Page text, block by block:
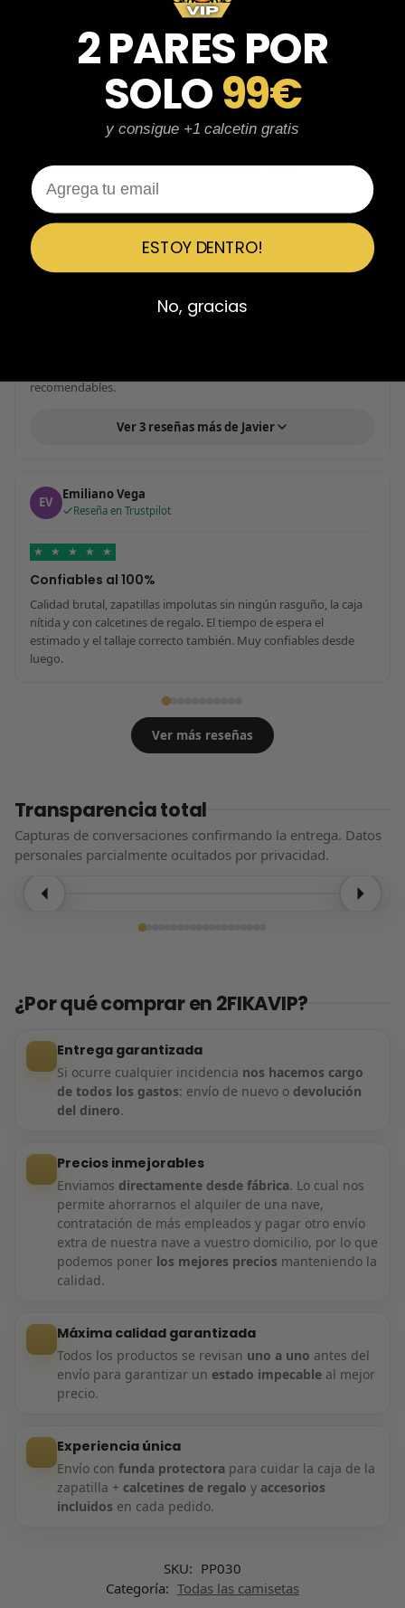
★
ESPECTACULARES
Total control del pedido, te avisan si hay algún problema con el
modelo elegido, empaquetado perfecto con caja original y
Travis Scott espectaculares. Recomendable 100%.
JV Javier Victorio
Reseña en Trustpilot
Perfectos y súper serios y atentos
recomendables.
Ver 3 reseñas más de Javier
EV Emiliano Vega
Reseña en Trustpilot
★ ★ ★ ★ ★
Confiables al 100%
Calidad brutal, zapatillas impolutas sin ningún rasguño, la caja
nítida y con calcetines de regalo. El tiempo de espera el
estimado y el tallaje correcto también. Muy confiables desde
luego.
Ver más reseñas
Transparencia total
Capturas de conversaciones confirmando la entrega. Datos
personales parcialmente ocultados por privacidad.
¿Por qué comprar en 2FIKAVIP?
Entrega garantizada
Si ocurre cualquier incidencia nos hacemos cargo
de todos los gastos: envío de nuevo o devolución
del dinero.
Precios inmejorables
Enviamos directamente desde fábrica. Lo cual nos
permite ahorrarnos el alquiler de una nave,
contratación de más empleados y pagar otro envío
extra de nuestra nave a vuestro domicilio, por lo que
podemos poner los mejores precios manteniendo la
calidad.
Máxima calidad garantizada
Todos los productos se revisan uno a uno antes del
envío para garantizar un estado impecableal mejor
precio.
Experiencia única
Envío con funda protectorapara cuidar la caja de la
zapatilla + calcetines de regalo y accesorios
incluidos en cada pedido.
SKU: PP030
Categoría: Todas las camisetas
2 PARES POR
SOLO99€
y consigue +1 calcetin gratis
Email
ESTOY DENTRO!
No, gracias